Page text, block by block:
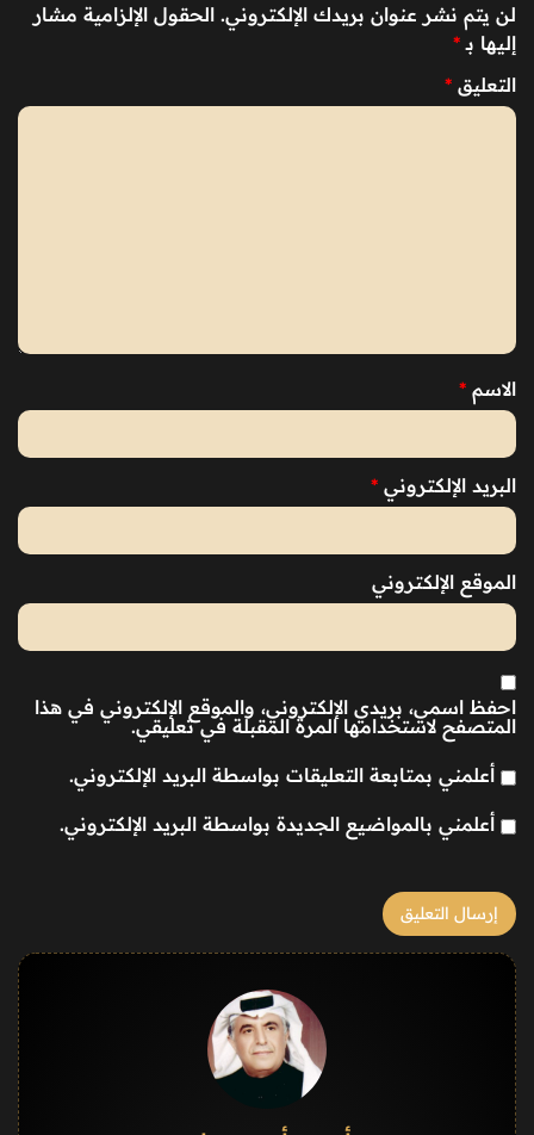
لن يتم نشر عنوان بريدك الإلكتروني. الحقول الإلزامية مشار
إليها بـ *
التعليق *
الاسم *
البريد الإلكتروني *
الموقع الإلكتروني
احفظ اسمي، بريدي الإلكتروني، والموقع الإلكتروني في هذا
المتصفح لاستخدامها المرة المقبلة في تعليقي.
أعلمني بمتابعة التعليقات بواسطة البريد الإلكتروني.
أعلمني بالمواضيع الجديدة بواسطة البريد الإلكتروني.